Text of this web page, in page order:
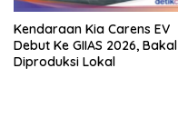
Kendaraan Kia Carens EV
Debut Ke GIIAS 2026, Bakal
Diproduksi Lokal